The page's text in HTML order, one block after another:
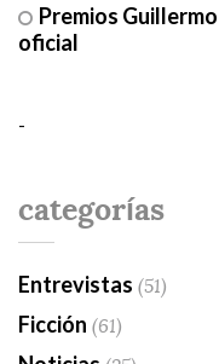
Premios
oficial
-
categorías
Entrevistas (51)
Ficción (61)